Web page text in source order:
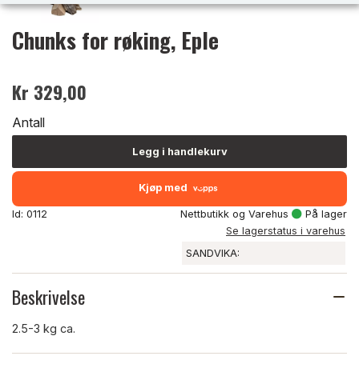
Chunks for røking, Eple
Kr 329,00
Antall
Legg i handlekurv
Kjøp med
Id: 0112 Nettbutikk og Varehus
På lager
Se lagerstatus i varehus
SANDVIKA:
Beskrivelse
2.5-3 kg ca.